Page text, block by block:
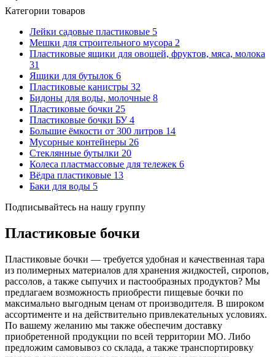
Категории товаров
Лейки садовые пластиковые 5
Мешки для строительного мусора 2
Пластиковые ящики для овощей, фруктов, мяса, молока
31
Ящики для бутылок 6
Пластиковые канистры 32
Бидоны для воды, молочные 8
Пластиковые бочки 25
Пластиковые бочки БУ4
Большие ёмкости от 300 литров 14
Мусорные контейнеры 26
Стеклянные бутылки 20
Колеса пластмассовые для тележек 6
Вёдра пластиковые 13
Баки для воды 5
Подписывайтесь на нашу группу
Пластиковые бочки
Пластиковые бочки — требуется удобная и качественная тара
из полимерных материалов для хранения жидкостей, сиропов,
рассолов, а также сыпучих и пастообразных продуктов? Мы
предлагаем возможность приобрести пищевые бочки по
максимально выгодным ценам от производителя. В широком
ассортименте и на действительно привлекательных условиях.
По вашему желанию мы также обеспечим доставку
приобретенной продукции по всей территории МО. Либо
предложим самовывоз со склада, а также транспортировку